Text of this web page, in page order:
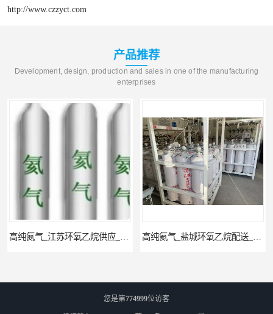
http://www.czzyct.com
产品推荐
Development, design, production and sales in one of the manufacturing
enterprises
高纯氮气_江苏环氧乙烷供应_泳鑫气体 高纯氦气_盐城环氧乙烷配送_泳鑫气体
您是第774999位访客